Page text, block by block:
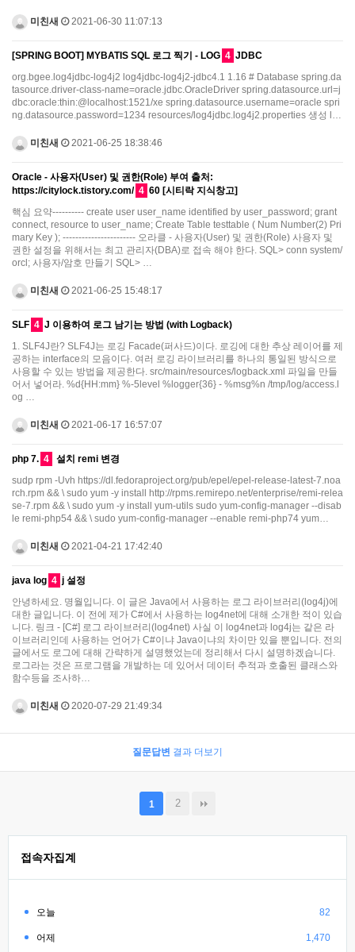
미친새 2021-06-30 11:07:13
[SPRING BOOT] MYBATIS SQL 로그 찍기 - LOG 4 JDBC
org.bgee.log4jdbc-log4j2 log4jdbc-log4j2-jdbc4.1 1.16 # Database spring.da
tasource.driver-class-name=oracle.jdbc.OracleDriver spring.datasource.url=j
dbc:oracle:thin:@localhost:1521/xe spring.datasource.username=oracle spri
ng.datasource.password=1234 resources/log4jdbc.log4j2.properties 생성 l…
미친새 2021-06-25 18:38:46
Oracle - 사용자(User) 및 권한(Role) 부여 출처:
https://citylock.tistory.com/ 4 60 [시티락 지식창고]
핵심 요약---------- create user user_name identified by user_password; grant
connect, resource to user_name; Create Table testtable ( Num Number(2) Pri
mary Key ); ----------------------- 오라클 - 사용자(User) 및 권한(Role) 사용자 및
권한 설정을 위해서는 최고 관리자(DBA)로 접속 해야 한다. SQL> conn system/
orcl; 사용자/암호 만들기 SQL> …
미친새 2021-06-25 15:48:17
SLF 4 J 이용하여 로그 남기는 방법 (with Logback)
1. SLF4J란? SLF4J는 로깅 Facade(퍼사드)이다. 로깅에 대한 추상 레이어를 제
공하는 interface의 모음이다. 여러 로깅 라이브러리를 하나의 통일된 방식으로
사용할 수 있는 방법을 제공한다. src/main/resources/logback.xml 파일을 만들
어서 넣어라. %d{HH:mm} %-5level %logger{36} - %msg%n /tmp/log/access.l
og …
미친새 2021-06-17 16:57:07
php 7. 4
설치 remi 변경
sudp rpm -Uvh https://dl.fedoraproject.org/pub/epel/epel-release-latest-7.noa
rch.rpm && \ sudo yum -y install http://rpms.remirepo.net/enterprise/remi-relea
se-7.rpm && \ sudo yum -y install yum-utils sudo yum-config-manager --disab
le remi-php54 && \ sudo yum-config-manager --enable remi-php74 yum…
미친새 2021-04-21 17:42:40
java log 4 j 설정
안녕하세요. 명월입니다. 이 글은 Java에서 사용하는 로그 라이브러리(log4j)에
대한 글입니다. 이 전에 제가 C#에서 사용하는 log4net에 대해 소개한 적이 있습
니다. 링크 - [C#] 로그 라이브러리(log4net) 사실 이 log4net과 log4j는 같은 라
이브러리인데 사용하는 언어가 C#이냐 Java이냐의 차이만 있을 뿐입니다. 전의
글에서도 로그에 대해 간략하게 설명했었는데 정리해서 다시 설명하겠습니다.
로그라는 것은 프로그램을 개발하는 데 있어서 데이터 추적과 호출된 클래스와
함수등을 조사하…
미친새 2020-07-29 21:49:34
질문답변 결과 더보기
1 2
접속자집계
오늘 82
어제 1,470